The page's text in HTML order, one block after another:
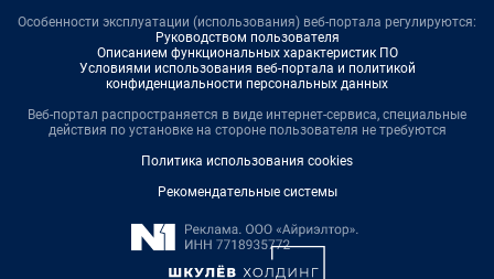
Особенности эксплуатации (использования) веб-портала регулируются:
Руководством пользователя
Описанием функциональных характеристик ПО
Условиями использования веб-портала и политикой
конфиденциальности персональных данных
Веб-портал распространяется в виде интернет-сервиса, специальные
действия по установке на стороне пользователя не требуются
Политика использования cookies
Рекомендательные системы